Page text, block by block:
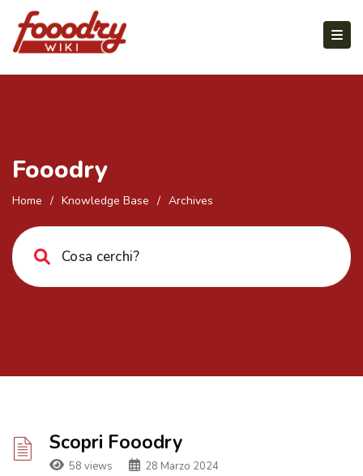
Fooodry
Home / Knowledge Base / Archives
Scopri Fooodry
58 views 28 Marzo 2024